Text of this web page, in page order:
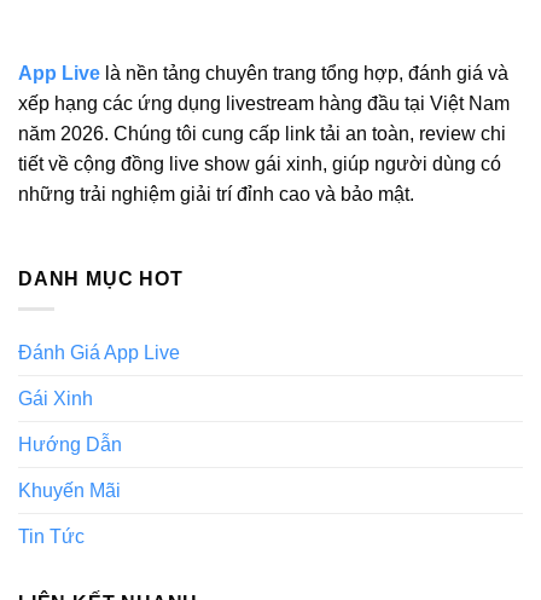
App Live là nền tảng chuyên trang tổng hợp, đánh giá và
xếp hạng các ứng dụng livestream hàng đầu tại Việt Nam
năm 2026. Chúng tôi cung cấp link tải an toàn, review chi
tiết về cộng đồng live show gái xinh, giúp người dùng có
những trải nghiệm giải trí đỉnh cao và bảo mật.
DANH MỤC HOT
Đánh Giá App Live
Gái Xinh
Hướng Dẫn
Khuyến Mãi
Tin Tức